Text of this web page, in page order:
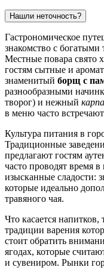
Нашли неточность?
Гастрономическое
знакомство с богатыми
Местные повара свято
гостям сытные и
знаменитый борщ с
разнообразными
творог) и нежный
в меню часто
Культура питания в
Традиционные
предлагают гостям
часто проводят время
изысканные сладости:
которые идеально
травяного чая.
Что касается
традиции варения
стоит обратить
ягодах, которые
и сувениром. Рынки